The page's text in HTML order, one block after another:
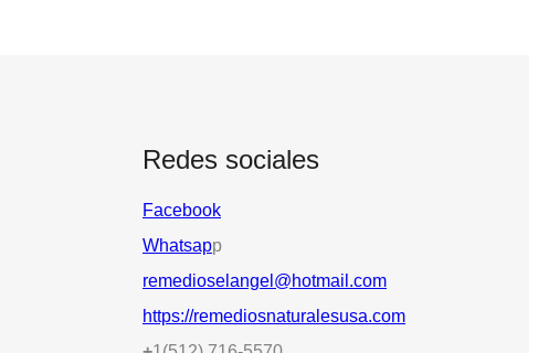
Redes sociales
Facebook
Whatsapp
remedioselangel@hotmail.com
https://remediosnaturalesusa.com